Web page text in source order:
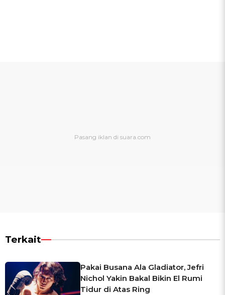
Terkait
Pakai Busana Ala Gladiator, Jefri
Nichol Yakin Bakal Bikin El Rumi
Tidur di Atas Ring